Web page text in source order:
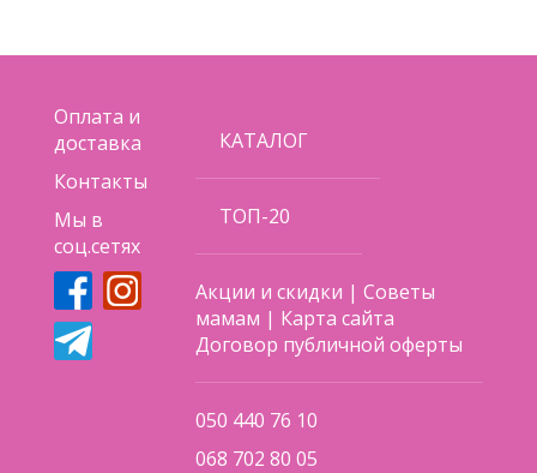
Оплата и
доставка
Контакты
Мы в
соц.сетях
КАТАЛОГ
ТОП-20
Акции и скидки |Советы
мамам | Карта сайта
Договор публичной оферты
050 440 76 10
068 702 80 05